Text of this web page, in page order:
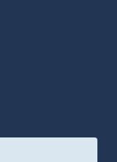
externe s'ouvrira